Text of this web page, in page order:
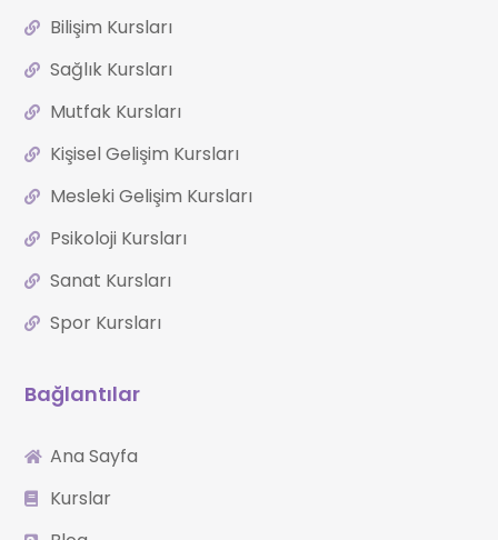
Bilişim Kursları
Sağlık Kursları
Mutfak Kursları
Kişisel Gelişim Kursları
Mesleki Gelişim Kursları
Psikoloji Kursları
Sanat Kursları
Spor Kursları
Bağlantılar
Ana Sayfa
Kurslar